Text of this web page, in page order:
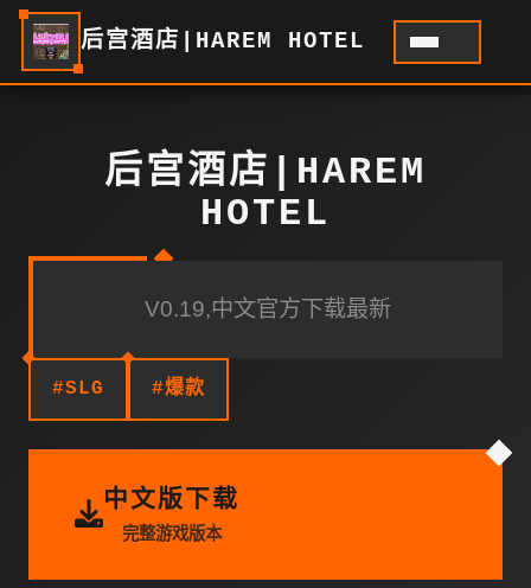
后宫酒店|HAREM HOTEL
后宫酒店|HAREM
HOTEL
V0.19,中文官方下载最新
#SLG #爆款
中文版下载
完整游戏版本